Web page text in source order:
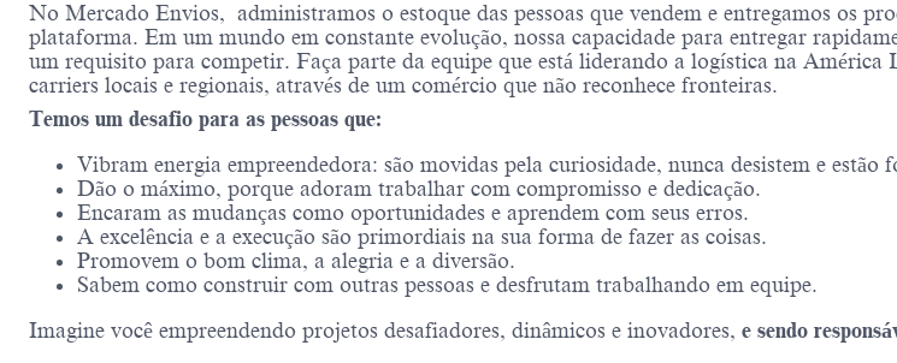
No Mercado Envios, administramos o estoque das pessoas que vendem e entregamos os
plataforma. Em um mundo em constante evolução, nossa capacidade para entregar
um requisito para competir. Faça parte da equipe que está liderando a logística na América
carriers locais e regionais, através de um comércio que não reconhece fronteiras.
Temos um desafio para as pessoas que:
Vibram energia empreendedora: são movidas pela curiosidade, nunca desistem e estão
Dão o máximo, porque adoram trabalhar com compromisso e dedicação.
Encaram as mudanças como oportunidades e aprendem com seus erros.
A excelência e a execução são primordiais na sua forma de fazer as coisas.
Promovem o bom clima, a alegria e a diversão.
Sabem como construir com outras pessoas e desfrutam trabalhando em equipe.
Imagine você empreendendo projetos desafiadores, dinâmicos e inovadores, e sendo